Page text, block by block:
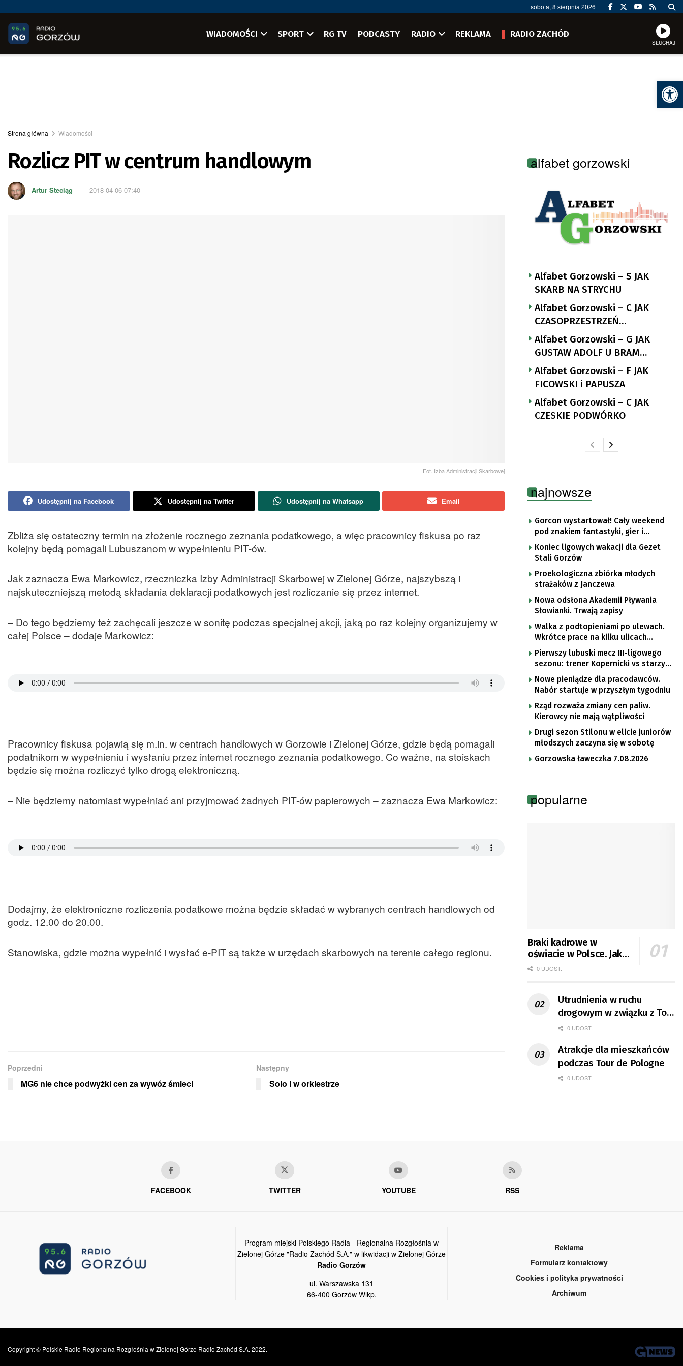
sobota, 8 sierpnia 2026
WIADOMOŚCI SPORT RG TV PODCASTY RADIO REKLAMA RADIO ZACHÓD
SŁUCHAJ
Strona główna Wiadomości
Rozlicz PIT w centrum handlowym
Artur Steciąg 2018-04-06 07:40
Fot. Izba Administracji Skarbowej
Udostępnij na Facebook Udostępnij na Twitter Udostępnij na Whatsapp Email
Zbliża się ostateczny termin na złożenie rocznego zeznania podatkowego, a więc pracownicy fiskusa po raz
kolejny będą pomagali Lubuszanom w wypełnieniu PIT-ów.
Jak zaznacza Ewa Markowicz, rzeczniczka Izby Administracji Skarbowej w Zielonej Górze, najszybszą i
najskuteczniejszą metodą składania deklaracji podatkowych jest rozliczanie się przez internet.
– Do tego będziemy też zachęcali jeszcze w sonitę podczas specjalnej akcji, jaką po raz kolejny organizujemy w
całej Polsce – dodaje Markowicz:
Pracownicy fiskusa pojawią się m.in. w centrach handlowych w Gorzowie i Zielonej Górze, gdzie będą pomagali
podatnikom w wypełnieniu i wysłaniu przez internet rocznego zeznania podatkowego. Co ważne, na stoiskach
będzie się można rozliczyć tylko drogą elektroniczną.
– Nie będziemy natomiast wypełniać ani przyjmować żadnych PIT-ów papierowych – zaznacza Ewa Markowicz:
Dodajmy, że elektroniczne rozliczenia podatkowe można będzie składać w wybranych centrach handlowych od
godz. 12.00 do 20.00.
Stanowiska, gdzie można wypełnić i wysłać e-PIT są także w urzędach skarbowych na terenie całego regionu.
Poprzedni
MG6 nie chce podwyżki cen za wywóz śmieci
Następny
Solo i w orkiestrze
alfabet gorzowski
Alfabet Gorzowski – S JAK
SKARB NA STRYCHU
Alfabet Gorzowski – C JAK
CZASOPRZESTRZEŃ
NUTTGENSA
Alfabet Gorzowski – G JAK
GUSTAW ADOLF U BRAM
LANDSBERGA
Alfabet Gorzowski – F JAK
FICOWSKI i PAPUSZA
Alfabet Gorzowski – C JAK
CZESKIE PODWÓRKO
najnowsze
Gorcon wystartował! Cały weekend
pod znakiem fantastyki, gier i
popkultury
Koniec ligowych wakacji dla Gezet
Stali Gorzów
Proekologiczna zbiórka młodych
strażaków z Janczewa
Nowa odsłona Akademii Pływania
Słowianki. Trwają zapisy
Walka z podtopieniami po ulewach.
Wkrótce prace na kilku ulicach
Gorzowa
Pierwszy lubuski mecz III-ligowego
sezonu: trener Kopernicki vs starzy
znajomi
Nowe pieniądze dla pracodawców.
Nabór startuje w przyszłym tygodniu
Rząd rozważa zmiany cen paliw.
Kierowcy nie mają wątpliwości
Drugi sezon Stilonu w elicie juniorów
młodszych zaczyna się w sobotę
Gorzowska ławeczka 7.08.2026
popularne
Braki kadrowe w
oświacie w Polsce. Jak
jest w Gorzowie?
0 UDOST.
Utrudnienia w ruchu
drogowym w związku z Tour
de Pologne
0 UDOST.
Atrakcje dla mieszkańców
podczas Tour de Pologne
0 UDOST.
FACEBOOK TWITTER YOUTUBE RSS
Program miejski Polskiego Radia - Regionalna Rozgłośnia w
Zielonej Górze "Radio Zachód S.A." w likwidacji w Zielonej Górze
Radio Gorzów
ul. Warszawska 131
66-400 Gorzów Wlkp.
Reklama
Formularz kontaktowy
Cookies i polityka prywatności
Archiwum
Copyright © Polskie Radio Regionalna Rozgłośnia w Zielonej Górze Radio Zachód S.A. 2022.